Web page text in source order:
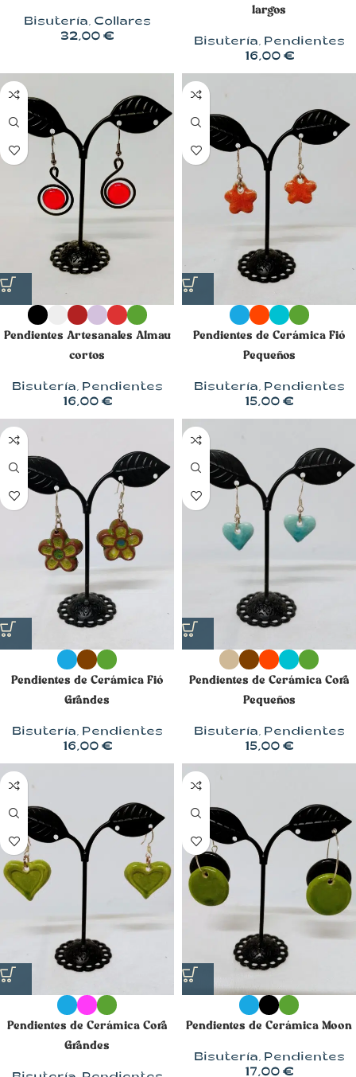
Bisutería, Collares
32,00 €
largos
Bisutería, Pendientes
16,00 €
Pendientes Artesanales Almau
cortos
Bisutería, Pendientes
16,00 €
Pendientes de Cerámica Fió
Pequeños
Bisutería, Pendientes
15,00 €
Pendientes de Cerámica Fió
Grandes
Bisutería, Pendientes
16,00 €
Pendientes de Cerámica Cora
Pequeños
Bisutería, Pendientes
15,00 €
Pendientes de Cerámica Cora
Grandes
Pendientes de Cerámica Moon
Bisutería, Pendientes
17,00 €